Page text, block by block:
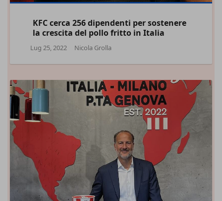
KFC cerca 256 dipendenti per sostenere
la crescita del pollo fritto in Italia
Lug 25, 2022 Nicola Grolla